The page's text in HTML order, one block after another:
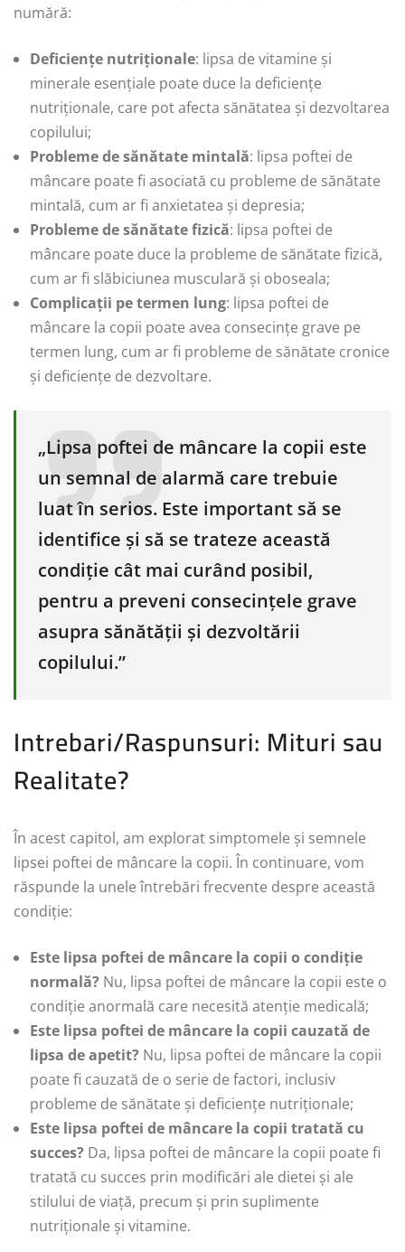
numără:
Deficiențe nutriționale: lipsa de vitamine și
minerale esențiale poate duce la deficiențe
nutriționale, care pot afecta sănătatea și dezvoltarea
copilului;
Probleme de sănătate mintală: lipsa poftei de
mâncare poate fi asociată cu probleme de sănătate
mintală, cum ar fi anxietatea și depresia;
Probleme de sănătate fizică: lipsa poftei de
mâncare poate duce la probleme de sănătate fizică,
cum ar fi slăbiciunea musculară și oboseala;
Complicații pe termen lung: lipsa poftei de
mâncare la copii poate avea consecințe grave pe
termen lung, cum ar fi probleme de sănătate cronice
și deficiențe de dezvoltare.
„Lipsa poftei de mâncare la copii este
un semnal de alarmă care trebuie
luat în serios. Este important să se
identifice și să se trateze această
condiție cât mai curând posibil,
pentru a preveni consecințele grave
asupra sănătății și dezvoltării
copilului.”
Intrebari/Raspunsuri: Mituri sau
Realitate?
În acest capitol, am explorat simptomele și semnele
lipsei poftei de mâncare la copii. În continuare, vom
răspunde la unele întrebări frecvente despre această
condiție:
Este lipsa poftei de mâncare la copii o condiție
normală? Nu, lipsa poftei de mâncare la copii este o
condiție anormală care necesită atenție medicală;
Este lipsa poftei de mâncare la copii cauzată de
lipsa de apetit? Nu, lipsa poftei de mâncare la copii
poate fi cauzată de o serie de factori, inclusiv
probleme de sănătate și deficiențe nutriționale;
Este lipsa poftei de mâncare la copii tratată cu
succes? Da, lipsa poftei de mâncare la copii poate fi
tratată cu succes prin modificări ale dietei și ale
stilului de viață, precum și prin suplimente
nutriționale și vitamine.